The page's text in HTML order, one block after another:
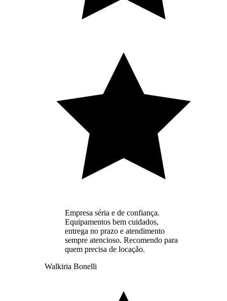
Empresa séria e de confiança.
Equipamentos bem cuidados,
entrega no prazo e atendimento
sempre atencioso. Recomendo para
quem precisa de locação.
Walkiria Bonelli